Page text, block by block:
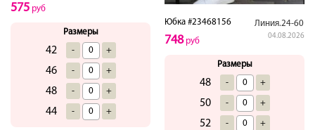
575 руб
Размеры
42 - +
46 - +
48 - +
44 - +
Юбка #23468156 Линия.24-60
04.08.2026
748руб
Размеры
48 - +
50 - +
52 - +